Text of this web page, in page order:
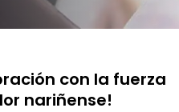
con la fuerza
nariñense!